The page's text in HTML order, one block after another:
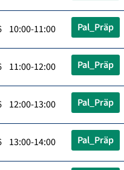
10:00-11:00 Pal_Präp
11:00-12:00 Pal_Präp
12:00-13:00 Pal_Präp
13:00-14:00 Pal_Präp